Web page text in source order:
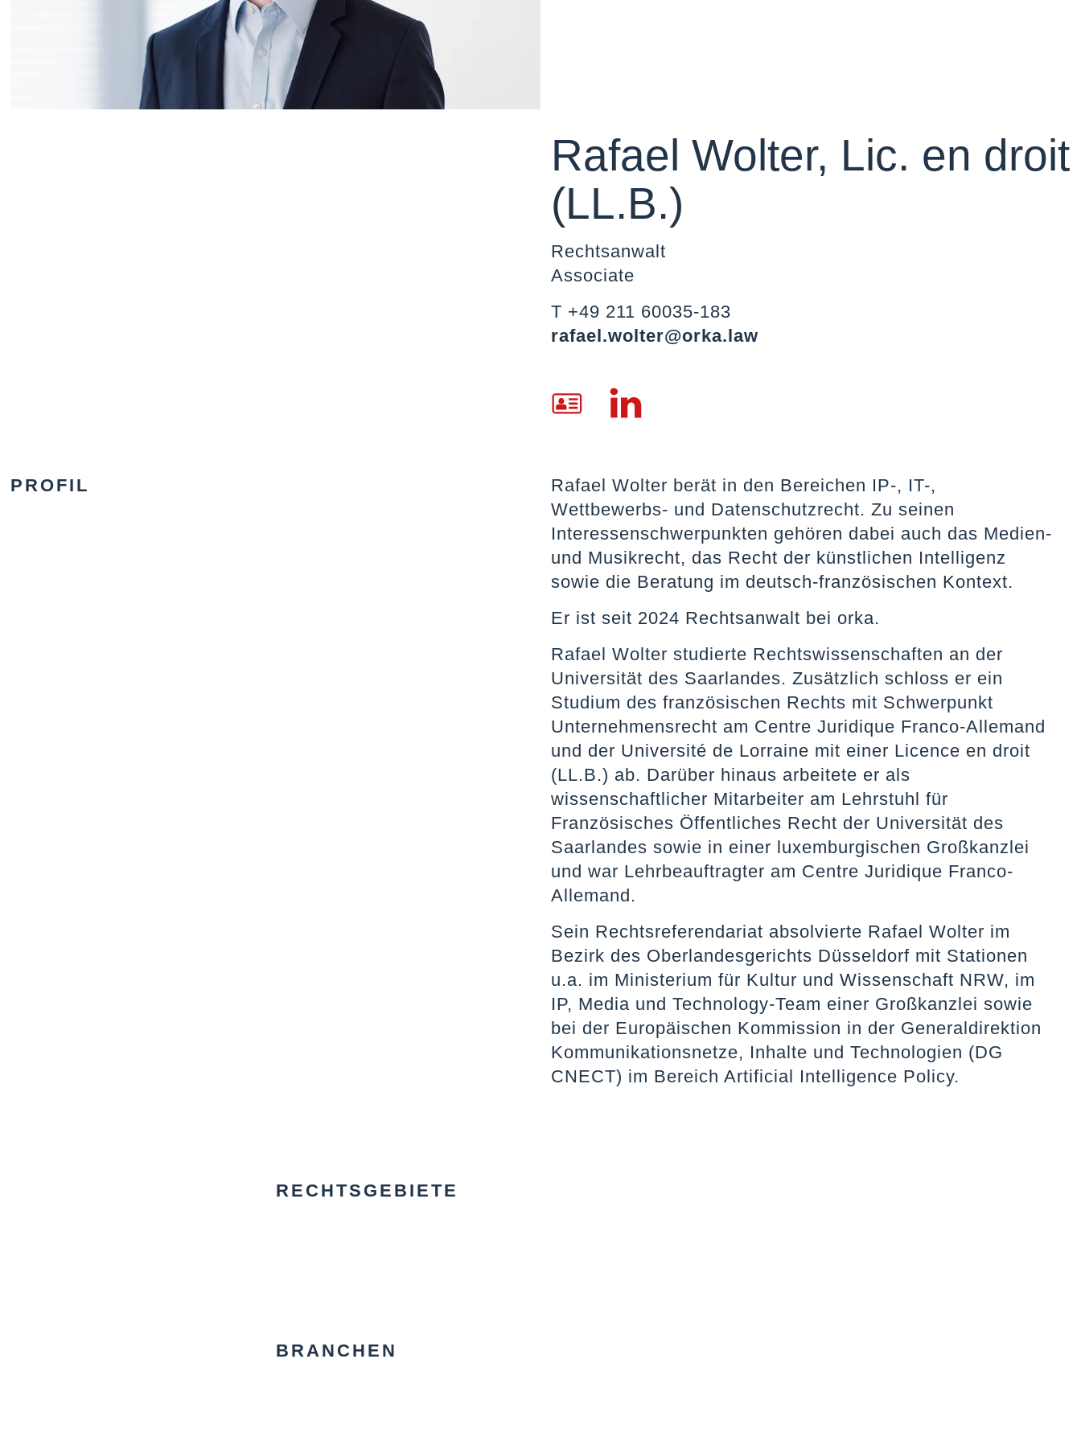
Rafael Wolter, Lic. en droit
(LL.B.)
Rechtsanwalt
Associate
T +49 211 60035-183
rafael.wolter@orka.law
PROFIL
Rafael Wolter berät in den Bereichen IP-, IT-,
Wettbewerbs- und Datenschutzrecht. Zu seinen
Interessenschwerpunkten gehören dabei auch das Medien-
und Musikrecht, das Recht der künstlichen Intelligenz
sowie die Beratung im deutsch-französischen Kontext.
Er ist seit 2024 Rechtsanwalt bei orka.
Rafael Wolter studierte Rechtswissenschaften an der
Universität des Saarlandes. Zusätzlich schloss er ein
Studium des französischen Rechts mit Schwerpunkt
Unternehmensrecht am Centre Juridique Franco-Allemand
und der Université de Lorraine mit einer Licence en droit
(LL.B.) ab. Darüber hinaus arbeitete er als
wissenschaftlicher Mitarbeiter am Lehrstuhl für
Französisches Öffentliches Recht der Universität des
Saarlandes sowie in einer luxemburgischen Großkanzlei
und war Lehrbeauftragter am Centre Juridique Franco-
Allemand.
Sein Rechtsreferendariat absolvierte Rafael Wolter im
Bezirk des Oberlandesgerichts Düsseldorf mit Stationen
u.a. im Ministerium für Kultur und Wissenschaft NRW, im
IP, Media und Technology-Team einer Großkanzlei sowie
bei der Europäischen Kommission in der Generaldirektion
Kommunikationsnetze, Inhalte und Technologien (DG
CNECT) im Bereich Artificial Intelligence Policy.
RECHTSGEBIETE
BRANCHEN